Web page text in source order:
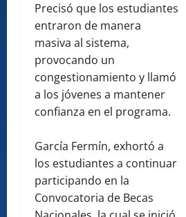
Precisó que los estudiantes
entraron de manera
masiva al sistema,
provocando un
congestionamiento y llamó
a los jóvenes a mantener
confianza en el programa.
García Fermín, exhortó a
los estudiantes a continuar
participando en la
Convocatoria de Becas